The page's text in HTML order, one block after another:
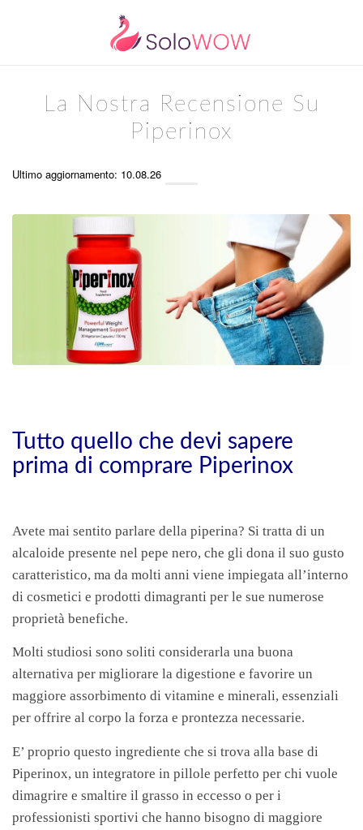
La Nostra Recensione Su
Piperinox
Ultimo aggiornamento: 10.08.26
Tutto quello che devi sapere
prima di comprare Piperinox
Avete mai sentito parlare della piperina? Si tratta di un
alcaloide presente nel pepe nero, che gli dona il suo gusto
caratteristico, ma da molti anni viene impiegata all’interno
di cosmetici e prodotti dimagranti per le sue numerose
proprietà benefiche.
Molti studiosi sono soliti considerarla una buona
alternativa per migliorare la digestione e favorire un
maggiore assorbimento di vitamine e minerali, essenziali
per offrire al corpo la forza e prontezza necessarie.
E’ proprio questo ingrediente che si trova alla base di
Piperinox, un integratore in pillole perfetto per chi vuole
dimagrire e smaltire il grasso in eccesso o per i
professionisti sportivi che hanno bisogno di maggiore